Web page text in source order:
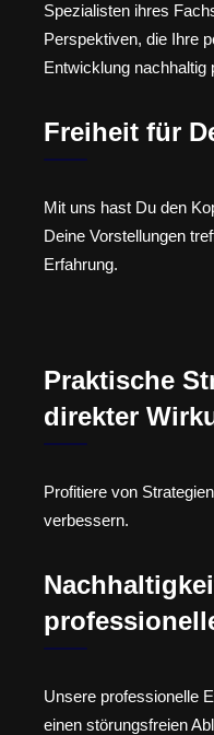
Spezialisten ihres
Perspektiven, die Ihre
Entwicklung nachhaltig
Freiheit für
Mit uns hast Du den
Deine Vorstellungen
Erfahrung.
Praktische
direkter
Profitiere von
verbessern.
Unsere professionelle
einen störungsfreien